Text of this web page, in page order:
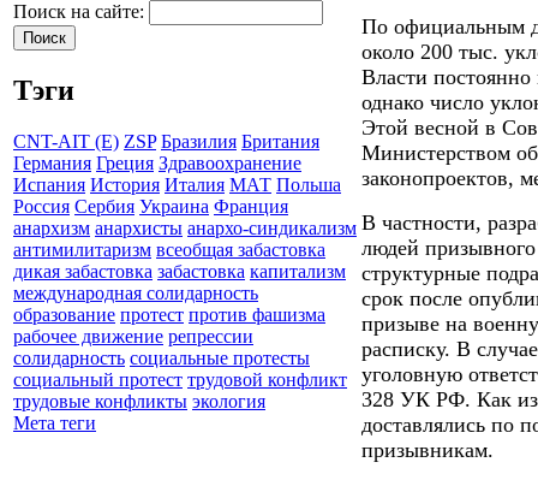
Поиск на сайте:
Тэги
CNT-AIT (E) ZSP Бразилия Британия
Германия Греция Здравоохранение
Испания История Италия МАТ Польша
Россия Сербия Украина Франция
анархизм анархисты анархо-синдикализм
антимилитаризм всеобщая забастовка
дикая забастовка забастовка капитализм
международная солидарность
образование протест против фашизма
рабочее движение репрессии
солидарность социальные протесты
социальный протест трудовой конфликт
трудовые конфликты экология
Мета теги
По официальным
около 200 тыс.
Власти
однако число
Этой весной в
Министерством
законопроектов,
В частности,
людей призывного
структурные
срок после
призыве на
расписку. В
уголовную
328 УК РФ. Как
доставлялись по
призывникам.